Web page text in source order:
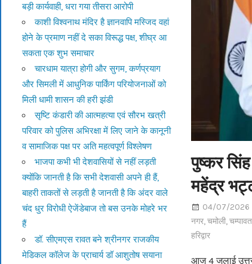
पुष्कर
महेंद्र
04/07/2026
नगर,चमोली,चम्पावत
हरिद्वार
आज 4 जुलाई
बड़ी कार्यवाही, धरा गया तीसरा आरोपी
काशी विश्वनाथ मंदिर है ज्ञानवापि मस्जिद वहां
होने के प्रमाण नहीं दे सका विरूद्ध पक्ष, शीघ्र आ
सकता एक शुभ समाचार
चारधाम यात्रा होगी और सुगम, कर्णप्रयाग
और सिमली में आधुनिक पार्किंग परियोजनाओं को
मिली धामी शासन की हरी झंडी
सृष्टि कंडारी की आत्महत्या एवं सौरभ खत्री
परिवार को पुलिस अभिरक्षा में लिए जाने के कानूनी
व सामाजिक पक्ष पर अति महत्वपूर्ण विश्लेषण
भाजपा कभी भी देशवासियों से नहीं लड़ती
क्योंकि जानती है कि सभी देशवासी अपने ही हैं,
बाहरी ताकतों से लड़ती है जानती है कि अंदर वाले
चंद धुर विरोधी ऐजेंडेबाज तो बस उनके मोहरे भर
हैं
डॉ. सीएमएस रावत बने श्रीनगर राजकीय
मेडिकल कॉलेज के प्राचार्य डॉ आशुतोष सयाना